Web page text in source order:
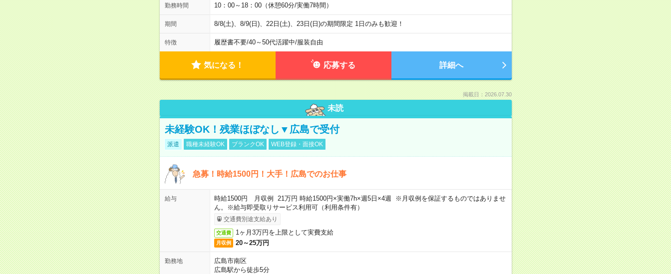
勤務時間 10：00～18：00（休憩60分/実働7時間）
期間 8/8(土)、8/9(日)、22日(土)、23日(日)の期間限定 1日のみも歓迎！
特徴 履歴書不要/40～50代活躍中/服装自由
気になる！ 応募する 詳細へ
掲載日：2026.07.30
未読
未経験OK！残業ほぼなし▼広島で受付
派遣 職種未経験OK ブランクOK WEB登録・面接OK
急募！時給1500円！大手！広島でのお仕事
給与
時給1500円 月収例 21万円 時給1500円×実働7h×週5日×4週 ※月収例を保証するものではありませ
ん。※給与即受取りサービス利用可（利用条件有）
交通費別途支給あり
交通費 1ヶ月3万円を上限として実費支給
月収例 20～25万円
勤務地
広島市南区
広島駅から徒歩5分